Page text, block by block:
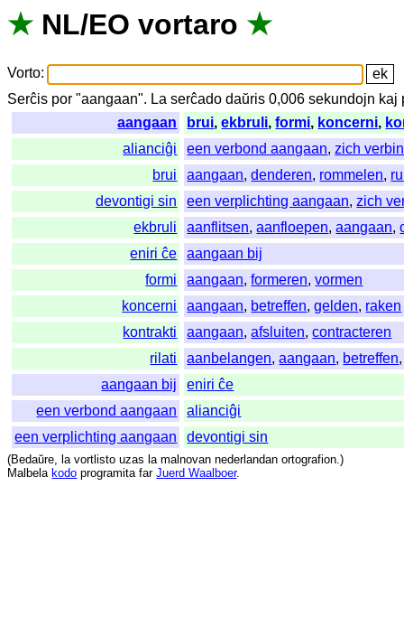
★ NL/EO vortaro ★
Vorto:
Serĉis por "aangaan". La serĉado daŭris 0,006sekundojn kaj
aangaan
brui,ekbruli,formi, koncerni,
alianciĝi
een verbond aangaan,zich
brui
aangaan,denderen, rommelen,
devontigi sin
een verplichting aangaan,zich
ekbruli
aanflitsen,aanfloepen,aangaan,
eniri ĉe
aangaan bij
formi
aangaan,formeren,vormen
koncerni
aangaan, betreffen,gelden, raken
kontrakti
aangaan,afsluiten,contracteren
rilati
aanbelangen,aangaan, betreffen
aangaan bij
eniri ĉe
een verbond aangaan
alianciĝi
een verplichting aangaan
devontigi sin
(Bedaŭre, la vortlisto uzas la malnovan nederlandan ortografion.)
Malbela kodo programita far Juerd Waalboer.